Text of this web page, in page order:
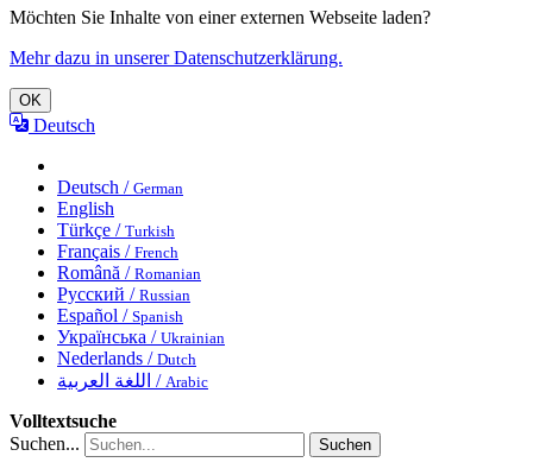
Möchten Sie Inhalte von einer externen Webseite laden?
Mehr dazu in unserer Datenschutzerklärung.
OK
Deutsch
Deutsch / German
English
Türkçe / Turkish
Français / French
Română / Romanian
Русский / Russian
Español / Spanish
Українська / Ukrainian
Nederlands / Dutch
اللغة العربية / Arabic
Volltextsuche
Suchen...
Suchen